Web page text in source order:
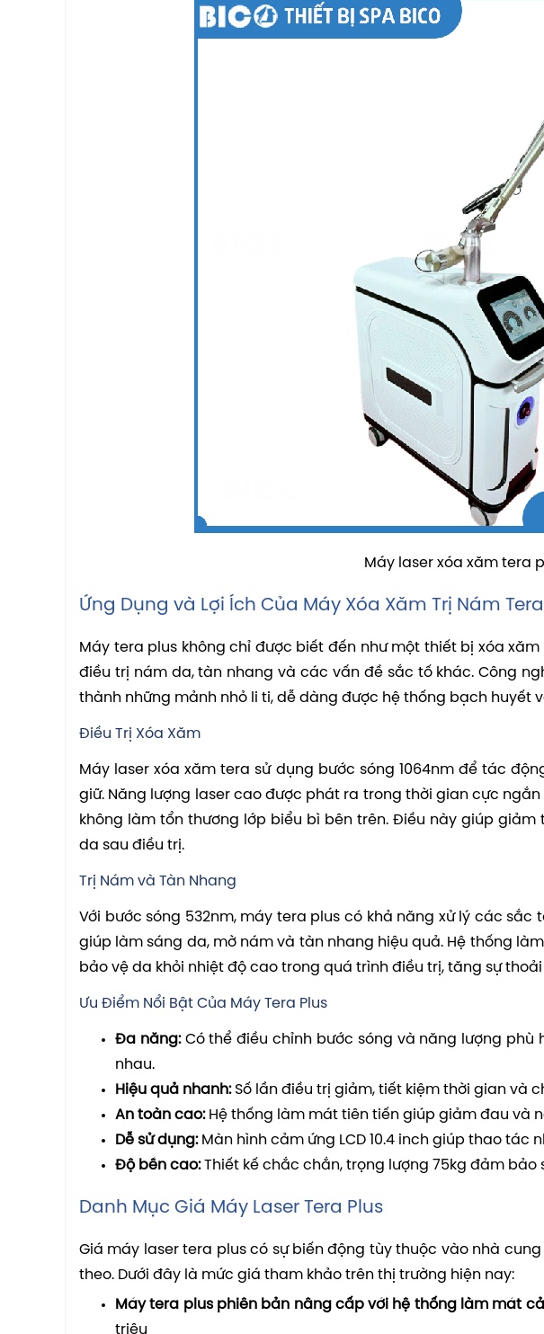
Máy laser xóa xăm tera
Ứng Dụng và Lợi Ích Của Máy Xóa Xăm Trị Nám
Máy tera plus không chỉ được biết đến như một thiết bị xóa
điều trị nám da, tàn nhang và các vấn đề sắc tố khác. Công
thành những mảnh nhỏ li ti, dễ dàng được hệ thống bạch huyết
Điều Trị Xóa Xăm
Máy laser xóa xăm tera sử dụng bước sóng 1064nm để tác
giữ. Năng lượng laser cao được phát ra trong thời gian cực
không làm tổn thương lớp biểu bì bên trên. Điều này giúp
da sau điều trị.
Trị Nám và Tàn Nhang
Với bước sóng 532nm, máy tera plus có khả năng xử lý các
giúp làm sáng da, mờ nám và tàn nhang hiệu quả. Hệ thống
bảo vệ da khỏi nhiệt độ cao trong quá trình điều trị, tăng sự
Ưu Điểm Nổi Bật Của Máy Tera Plus
Đa năng:Có thể điều chỉnh bước sóng và năng lượng phù
nhau.
Hiệu quả nhanh:Số lần điều trị giảm, tiết kiệm thời gian và
An toàn cao:Hệ thống làm mát tiên tiến giúp giảm đau và
Dễ sử dụng:Màn hình cảm ứng LCD 10.4 inch giúp thao tác
Độ bền cao:Thiết kế chắc chắn, trọng lượng 75kg đảm bảo
Danh Mục Giá Máy Laser Tera Plus
Giá máy laser tera plus có sự biến động tùy thuộc vào nhà
theo. Dưới đây là mức giá tham khảo trên thị trường hiện nay:
Máy tera plus phiên bản nâng cấp với hệ thống làm mát
triệu